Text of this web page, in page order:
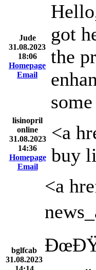
Jude
31.08.2023
18:06
Homepage
Email
got
the
lisinopril
online
31.08.2023
14:36
Homepage
Email
<a
buy
bglfcab
31.08.2023
<a